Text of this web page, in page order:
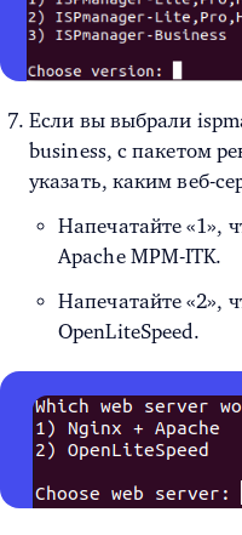
Если вы выбрали
business, с пакетом
указать, каким веб-
Напечатайте «1»,
Apache MPM-ITK.
Напечатайте «2»,
OpenLiteSpeed.